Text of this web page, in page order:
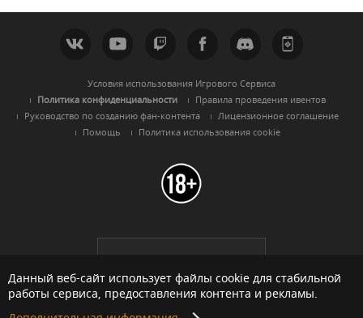
Условия использования Игрового Сервиса
Политика конфиденциальности
Правила проведения ивентов
Руководство по созданию фан-контента
Лицензионное соглашение
Помощь
Политика использования cookie
Данный веб-сайт использует файлы cookie для стабильной
работы сервиса, предоставления контента и рекламы.